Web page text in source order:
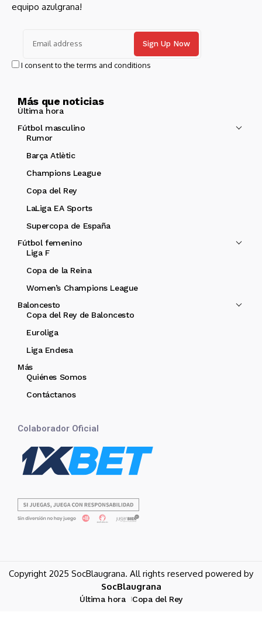
equipo azulgrana!
I consent to the terms and conditions
Más que noticias
Última hora
Fútbol masculino
Rumor
Barça Atlètic
Champions League
Copa del Rey
LaLiga EA Sports
Supercopa de España
Fútbol femenino
Liga F
Copa de la Reina
Women’s Champions League
Baloncesto
Copa del Rey de Baloncesto
Euroliga
Liga Endesa
Más
Quiénes Somos
Contáctanos
Colaborador Oficial
Copyright 2025 SocBlaugrana. All rights reserved powered by
SocBlaugrana
Última hora Copa del Rey